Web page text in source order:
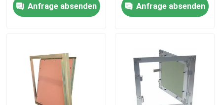
Produkte
Über uns
Anfrage absenden
Anfrage absenden